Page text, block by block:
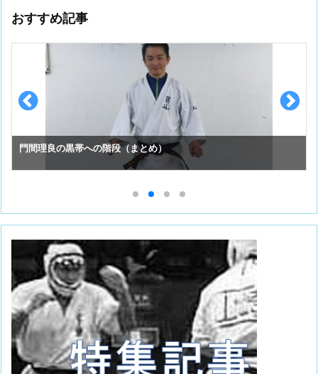
おすすめ記事
スーパーセーフのお手入れ （①初めての投稿）